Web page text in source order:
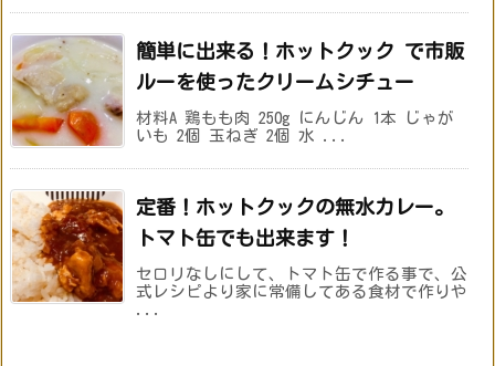
簡単に出来る！ホットクック で市販
ルーを使ったクリームシチュー
材料A 鶏もも肉 250g にんじん 1本 じゃが
いも 2個 玉ねぎ 2個 水 ...
定番！ホットクックの無水カレー。
トマト缶でも出来ます！
セロリなしにして、トマト缶で作る事で、公
式レシピより家に常備してある食材で作りや